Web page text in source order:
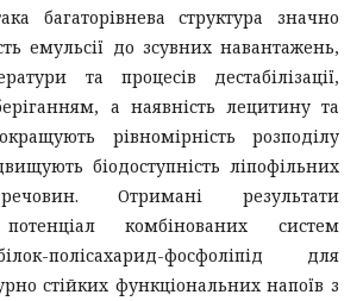
багаторівнева структура значно
емульсії до зсувних навантажень,
та процесів дестабілізації,
а наявність лецитину та
рівномірність розподілу
біодоступність ліпофільних
Отримані результати
комбінованих систем
полісахарид-фосфоліпід для
стійких функціональних напоїв з